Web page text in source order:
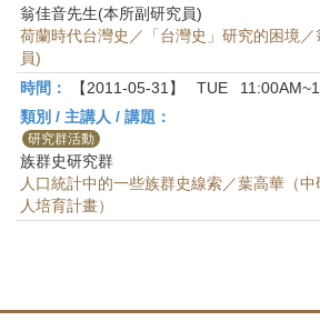
翁佳音先生(本所副研究員)
荷蘭時代台灣史／「台灣史」研究的困境
員)
時間：
【2011-05-31】 TUE
類別 / 主講人 / 講題：
研究群活動
族群史研究群
人口統計中的一些族群史線索／葉高華（
人培育計畫）